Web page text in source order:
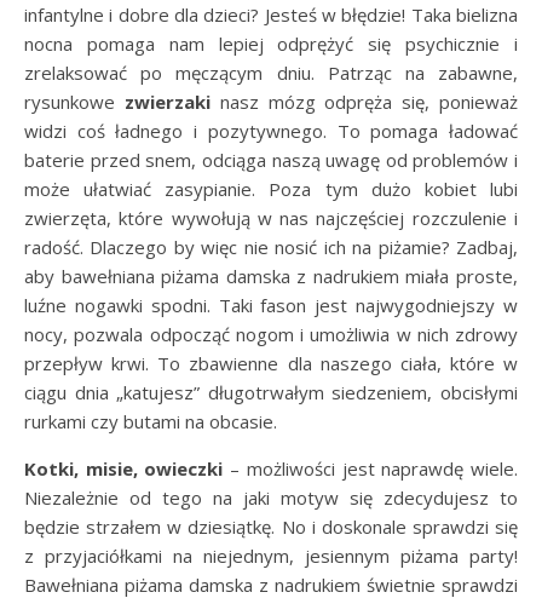
infantylne i dobre dla dzieci? Jesteś w błędzie! Taka bielizna
nocna pomaga nam lepiej odprężyć się psychicznie i
zrelaksować po męczącym dniu. Patrząc na zabawne,
rysunkowe zwierzakinasz mózg odpręża się, ponieważ
widzi coś ładnego i pozytywnego. To pomaga ładować
baterie przed snem, odciąga naszą uwagę od problemów i
może ułatwiać zasypianie. Poza tym dużo kobiet lubi
zwierzęta, które wywołują w nas najczęściej rozczulenie i
radość. Dlaczego by więc nie nosić ich na piżamie? Zadbaj,
aby bawełniana piżama damska z nadrukiem miała proste,
luźne nogawki spodni. Taki fason jest najwygodniejszy w
nocy, pozwala odpocząć nogom i umożliwia w nich zdrowy
przepływ krwi. To zbawienne dla naszego ciała, które w
ciągu dnia „katujesz” długotrwałym siedzeniem, obcisłymi
rurkami czy butami na obcasie.
Kotki, misie, owieczki – możliwości jest naprawdę wiele.
Niezależnie od tego na jaki motyw się zdecydujesz to
będzie strzałem w dziesiątkę. No i doskonale sprawdzi się
z przyjaciółkami na niejednym, jesiennym piżama party!
Bawełniana piżama damska z nadrukiem świetnie sprawdzi